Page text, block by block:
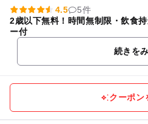
4.5
5件
2歳以下無料！時間無制限・飲食
ー付
続きを
クーポン